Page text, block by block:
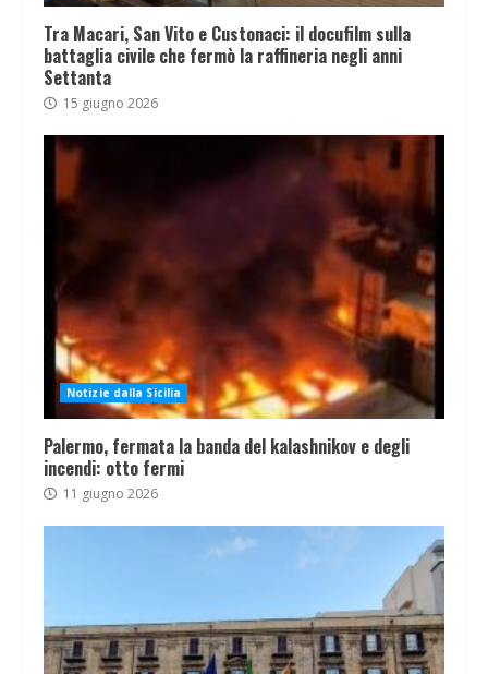
Tra Macari, San Vito e Custonaci: il docufilm sulla
battaglia civile che fermò la raffineria negli anni
Settanta
15 giugno 2026
Notizie dalla Sicilia
Palermo, fermata la banda del kalashnikov e degli
incendi: otto fermi
11 giugno 2026